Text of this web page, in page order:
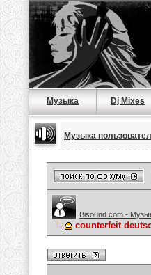
Музыка Dj Mixes
Музыка
Bisound.com -
counterfeit